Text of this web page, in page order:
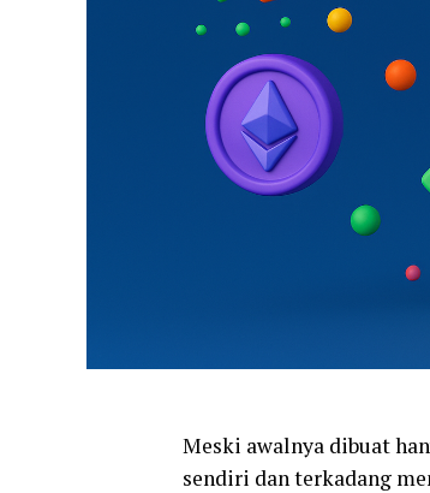
Meski awalnya dibuat
sendiri dan terkadang